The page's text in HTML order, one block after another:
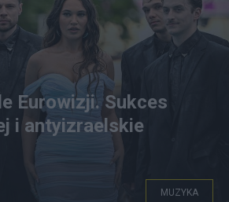
Eurowizji. Sukces
i antyizraelskie
MUZYKA